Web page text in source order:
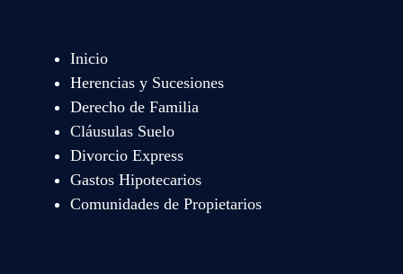
Inicio
Herencias y Sucesiones
Derecho de Familia
Cláusulas Suelo
Divorcio Express
Gastos Hipotecarios
Comunidades de Propietarios